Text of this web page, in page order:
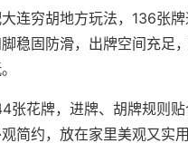
连穷胡地方玩法，136张
稳固防滑，出牌空间充足
张花牌，进牌、胡牌规则
简约，放在家里美观又实